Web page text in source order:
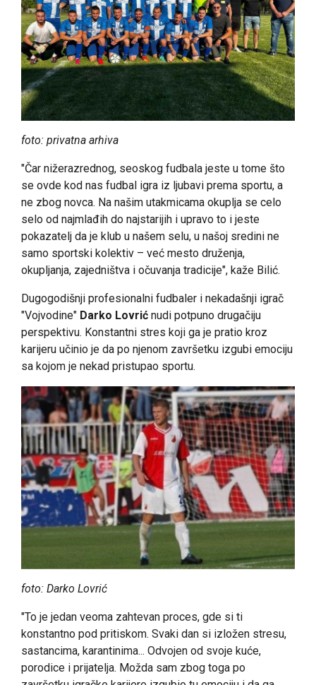
foto: privatna arhiva
"Čar nižerazrednog, seoskog fudbala jeste u tome što
se ovde kod nas fudbal igra iz ljubavi prema sportu, a
ne zbog novca. Na našim utakmicama okuplja se celo
selo od najmlađih do najstarijih i upravo to i jeste
pokazatelj da je klub u našem selu, u našoj sredini ne
samo sportski kolektiv – već mesto druženja,
okupljanja, zajedništva i očuvanja tradicije", kaže Bilić.
Dugogodišnji profesionalni fudbaler i nekadašnji igrač
"Vojvodine" Darko Lovrić nudi potpuno drugačiju
perspektivu. Konstantni stres koji ga je pratio kroz
karijeru učinio je da po njenom završetku izgubi emociju
sa kojom je nekad pristupao sportu.
foto: Darko Lovrić
"To je jedan veoma zahtevan proces, gde si ti
konstantno pod pritiskom. Svaki dan si izložen stresu,
sastancima, karantinima... Odvojen od svoje kuće,
porodice i prijatelja. Možda sam zbog toga po